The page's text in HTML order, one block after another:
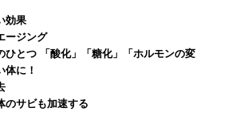
効果
ージング
ひとつ 「酸化」「糖化」「ホルモンの変
に！
のサビも加速する